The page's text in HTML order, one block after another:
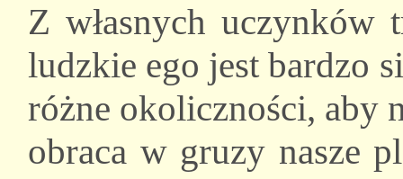
Z własnych uczynków
ludzkie ego jest bardzo
różne okoliczności, aby
obraca w gruzy nasze